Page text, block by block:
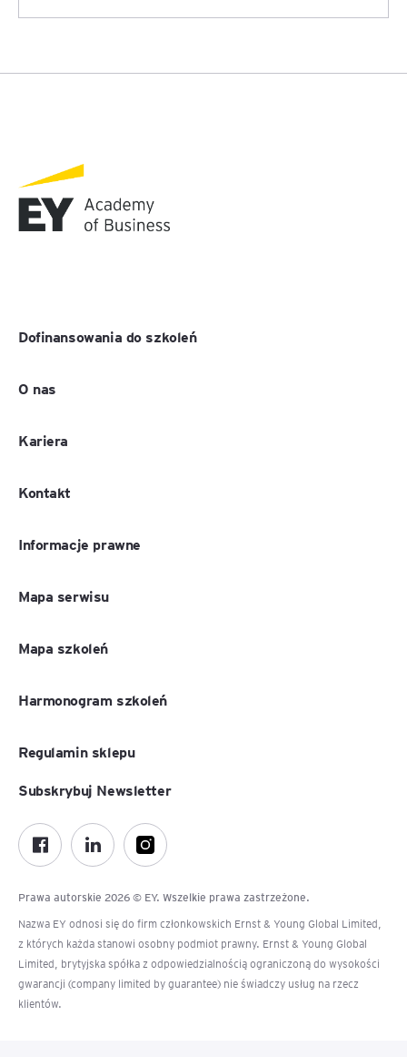
Dofinansowania do szkoleń
O nas
Kariera
Kontakt
Informacje prawne
Mapa serwisu
Mapa szkoleń
Harmonogram szkoleń
Regulamin sklepu
Prawa autorskie 2026 © EY. Wszelkie prawa zastrzeżone.
Nazwa EY odnosi się do firm członkowskich Ernst & Young Global Limited,
z których każda stanowi osobny podmiot prawny. Ernst & Young Global
Limited, brytyjska spółka z odpowiedzialnością ograniczoną do wysokości
gwarancji (company limited by guarantee) nie świadczy usług na rzecz
klientów.
Subskrybuj Newsletter